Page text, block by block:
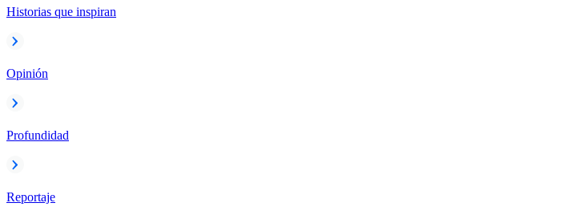
Historias que inspiran
Opinión
Profundidad
Reportaje